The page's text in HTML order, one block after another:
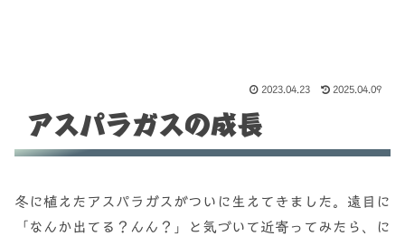
2023.04.23 2025.04.09
アスパラガスの成長
冬に植えたアスパラガスがついに生えてきました。遠目に
「なんか出てる？んん？」と気づいて近寄ってみたら、に